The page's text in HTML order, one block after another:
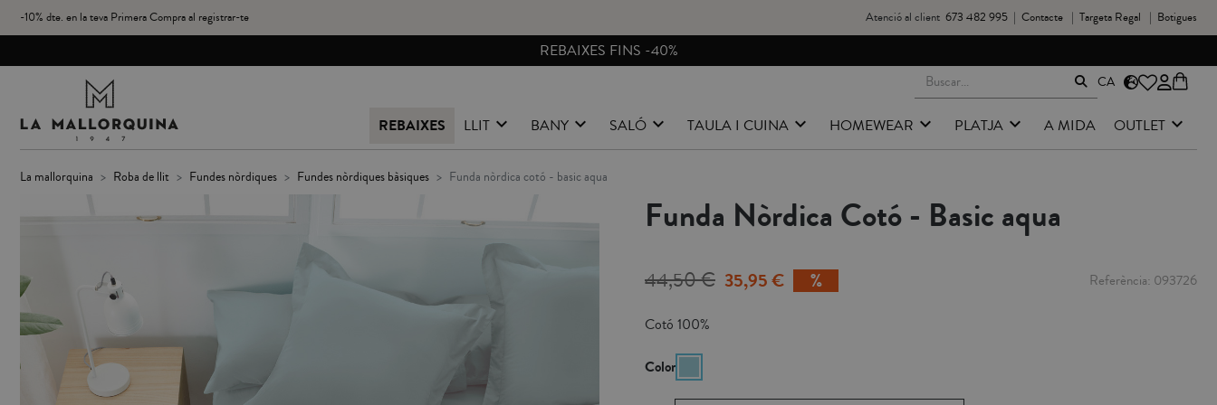
-10% dte. en la teva Primera Compra al registrar-te Atenció al client 673 482 995 | Contacte | Targeta Regal | Botigues
CANVIS I DEVOLUCIONS GRATIS A PENÍNSULA
CA
REBAIXES LLIT BANY SALÓ TAULA I CUINA HOMEWEAR PLATJA A MIDA OUTLET
la mallorquina roba de llit fundes nòrdiques fundes nòrdiques bàsiques funda nòrdica cotó - basic aqua
Funda Nòrdica Cotó - Basic aqua
44,50 € 35,95 € Referència 093726
Cotó 100%
Color